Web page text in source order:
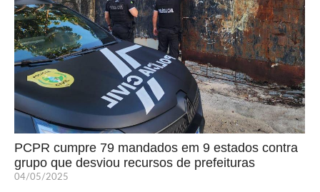
PCPR cumpre 79 mandados em 9 estados contra
grupo que desviou recursos de prefeituras
04/05/2025